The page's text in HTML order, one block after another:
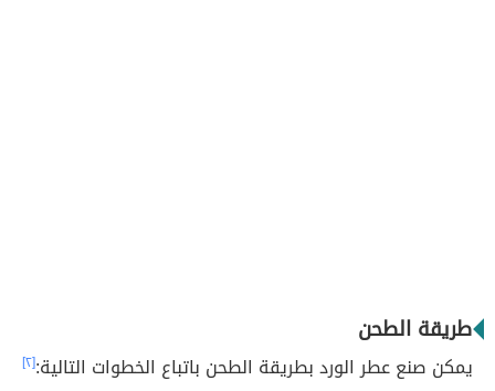
طريقة الطحن
يمكن صنع عطر الورد بطريقة الطحن باتباع الخطوات التالية:[٢]